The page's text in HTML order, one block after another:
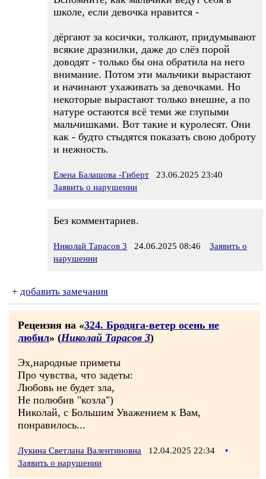
школе, если девочка нравится -
дёргают за косички, толкают, придумывают
всякие дразнилки, даже до слёз порой
доводят - только бы она обратила на него
внимание. Потом эти мальчики вырастают
и начинают ухаживать за девочками. Но
некоторые вырастают только внешне, а по
натуре остаются всё теми же глупыми
мальчишками. Вот такие и куролесят. Они
как - будто стыдятся показать свою доброту
и нежность.
Елена Балашова -Гиберт 23.06.2025 23:40
Заявить о нарушении
Без комментариев.
Николай Тарасов 3 24.06.2025 08:46
Заявить о
нарушении
+ добавить замечания
Рецензия на «324. Бродяга-ветер осень не
любил» (Николай Тарасов 3)
Эх,народные приметы
Про чувства, что задеты:
Любовь не будет зла,
Не полюбив "козла")
Николай, с Большим Уважением к Вам,
понравилось...
Лукина Светлана Валентиновна 12.04.2025 22:34
•
Заявить о нарушении